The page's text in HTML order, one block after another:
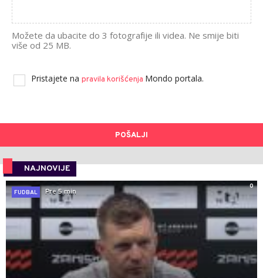
Možete da ubacite do 3 fotografije ili videa. Ne smije biti
više od 25 MB.
Pristajete na pravila korišćenja Mondo portala.
POŠALJI
NAJNOVIJE
0
FUDBAL
Pre 5 min